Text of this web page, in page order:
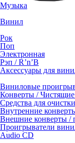
Музыка
Винил
Рок
Поп
Электронная
Рэп / R’n’B
Аксессуары для
Виниловые
Конверты / Чистящие
Средства для
Внутренние
Внешние конверты /
Проигрыватели
Audio CD